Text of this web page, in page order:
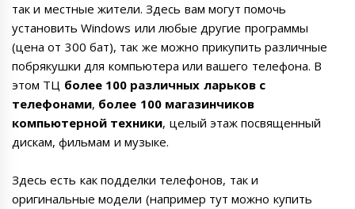
так и местные жители. Здесь вам могут помочь
установить Windows или любые другие программы
(цена от 300 бат), так же можно прикупить различные
побрякушки для компьютера или вашего телефона. В
этом ТЦ более 100 различных ларьков с
телефонами, более 100 магазинчиков
компьютерной техники, целый этаж посвященный
дискам, фильмам и музыке.
Здесь есть как подделки телефонов, так и
оригинальные модели (например тут можно купить